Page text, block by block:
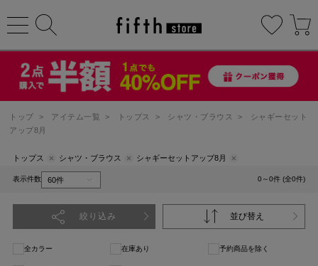
トップ > アイテム一覧 > トップス > シャツ・ブラウス >
シャギーセット
アップ8月
トップス シャツ・ブラウス シャギーセットアップ8月
表示件数 0～0件 (全0件)
絞り込み 並び替え
全カラー 在庫あり 予約商品を除く